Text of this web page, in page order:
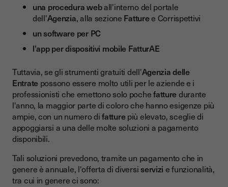
una procedura weball'interno del portale
dell'Agenzia, alla sezione Fatturee Corrispettivi
un software per PC
l'app per dispositivi mobile FatturAE
Tuttavia, se gli strumenti gratuiti dell'Agenzia delle
Entrate possono essere molto utili per le aziende e i
professionisti che emettono solo pochefatturedurante
l'anno, la maggior parte di coloro che hanno esigenze più
ampie, con un numero difatturepiù elevato, sceglie di
appoggiarsi a una delle molte soluzioni a pagamento
disponibili.
Tali soluzioni prevedono, tramite un pagamento che in
genere è annuale, l'offerta di diversiservizi e funzionalità,
tra cui in genere ci sono: